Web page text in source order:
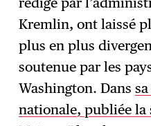
Kremlin, ont laissé
plus en plus
soutenue par les
Washington. Dans
nationale, publiée la